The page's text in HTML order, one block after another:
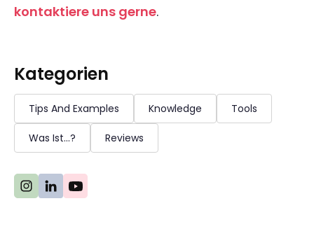
kontaktiere uns gerne.
Kategorien
Tips And Examples Knowledge Tools
Was Ist...? Reviews